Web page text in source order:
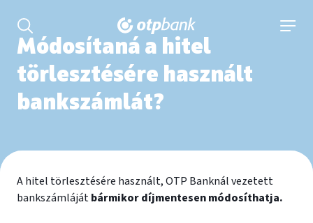
Keresés kinyitása
Módosítaná a hitel
törlesztésére használt
bankszámlát?
A hitel törlesztésére használt, OTP Banknál vezetett
bankszámlájátbármikor díjmentesen módosíthatja.